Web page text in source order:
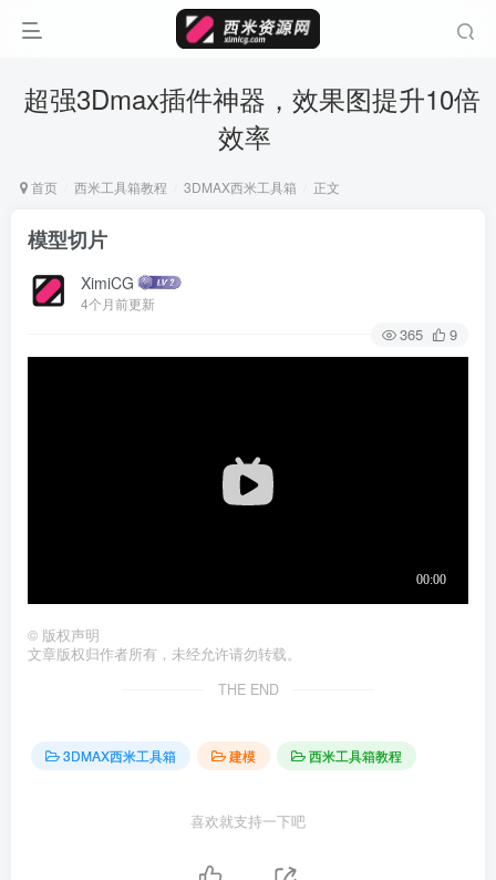
超强3Dmax插件神器，效果图提升10倍
效率
首页 西米工具箱教程 3DMAX西米工具箱 正文
模型切片
XimiCG
4个月前更新
365 9
© 版权声明
文章版权归作者所有，未经允许请勿转载。
THE END
3DMAX西米工具箱 建模 西米工具箱教程
喜欢就支持一下吧